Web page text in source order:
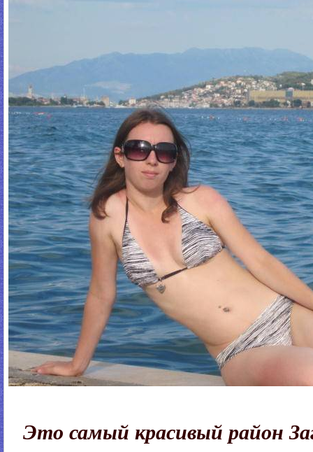
Это самый красивый район